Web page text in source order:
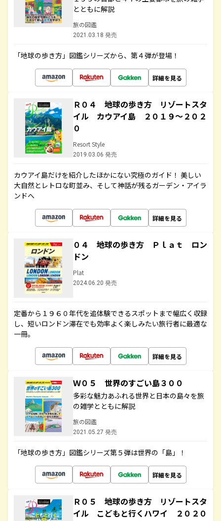
とともに解説
旅の図鑑
2021.03.18 発売
「地球の歩き方」図鑑シリーズから、第４弾が登場！
詳細を見る
Ｒ０４ 地球の歩き方 リゾートスタ
イル カウアイ島 ２０１９～２０２
０
Resort Style
2019.03.06 発売
カウアイ島だけを紹介したほかにない究極のガイド！ 美しい
大自然とレトロな町並み、そして神話が残るガーデン・アイラ
ンドへ
詳細を見る
０４ 地球の歩き方 Ｐｌａｔ ロン
ドン
Plat
2024.06.20 発売
定番から１９６０年代を追体験できるスポットまで幅広く収録
し、短いロンドン滞在でも効率よく楽しみたい旅行者に最適な
一冊。
詳細を見る
Ｗ０５ 世界のすごい島３００
多彩な魅力あふれる世界と日本の島々を旅
の雑学とともに解説
旅の図鑑
2021.05.27 発売
「地球の歩き方」図鑑シリーズ第５弾は世界の「島」！
詳細を見る
Ｒ０５ 地球の歩き方 リゾートスタ
イル こどもと行くハワイ ２０２０